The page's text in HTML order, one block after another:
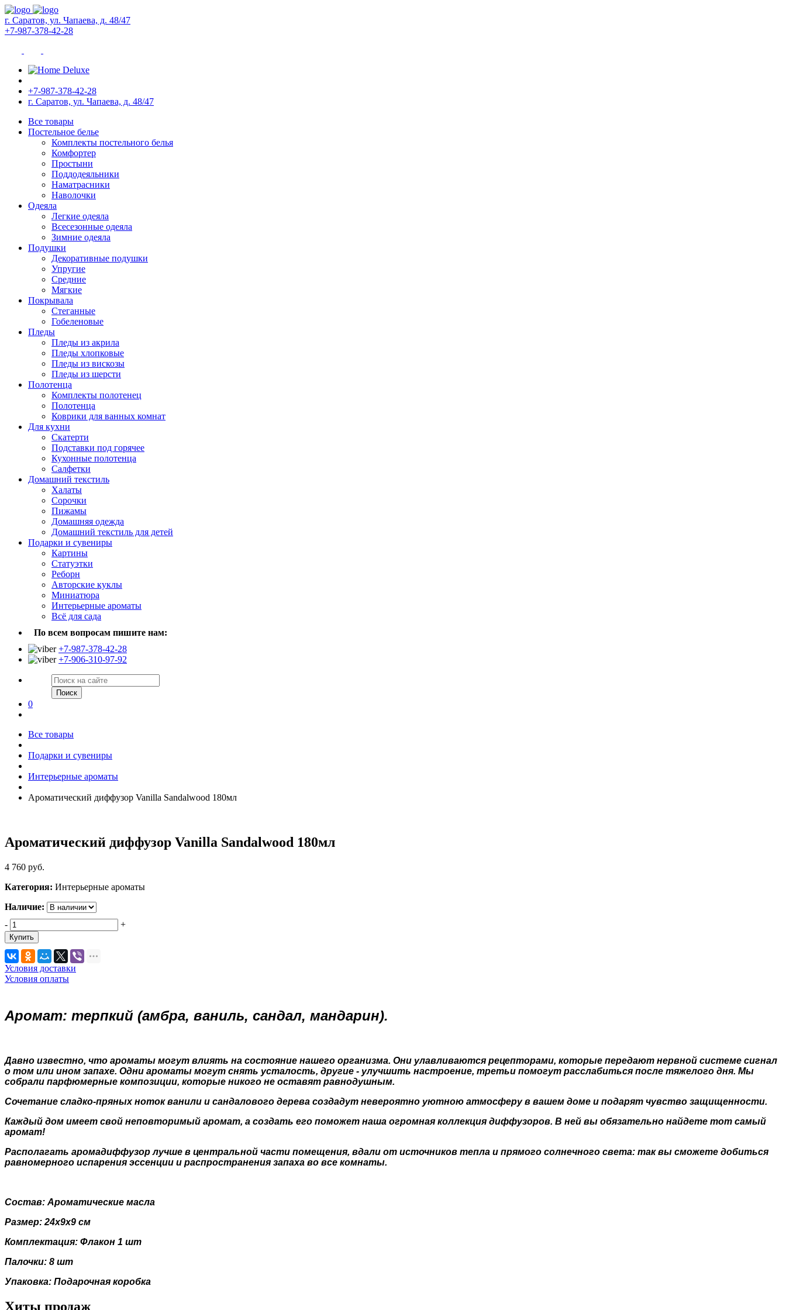
г. Саратов, ул. Чапаева, д. 48/47
+7-987-378-42-28
+7-987-378-42-28
г. Саратов, ул. Чапаева, д. 48/47
Все товары
Постельное белье
Комплекты постельного белья
Комфортер
Простыни
Поддодеяльники
Наматрасники
Наволочки
Одеяла
Легкие одеяла
Всесезонные одеяла
Зимние одеяла
Подушки
Декоративные подушки
Упругие
Средние
Мягкие
Покрывала
Стеганные
Гобеленовые
Пледы
Пледы из акрила
Пледы хлопковые
Пледы из вискозы
Пледы из шерсти
Полотенца
Комплекты полотенец
Полотенца
Коврики для ванных комнат
Для кухни
Скатерти
Подставки под горячее
Кухонные полотенца
Салфетки
Домашний текстиль
Халаты
Сорочки
Пижамы
Домашняя одежда
Домашний текстиль для детей
Подарки и сувениры
Картины
Статуэтки
Реборн
Авторские куклы
Миниатюра
Интерьерные ароматы
Всё для сада
По всем вопросам пишите нам:
+7-987-378-42-28
+7-906-310-97-92
Поиск
0
Все товары
Подарки и сувениры
Интерьерные ароматы
Ароматический диффузор Vanilla Sandalwood 180мл
Ароматический диффузор Vanilla Sandalwood 180мл
4 760 руб.
Категория: Интерьерные ароматы
Наличие:
-
+
Купить
Условия доставки
Условия оплаты
Аромат: терпкий (амбра, ваниль, сандал, мандарин).
Давно известно, что ароматы могут влиять на состояние нашего организма. Они улавливаются рецепторами, которые передают нервной системе сигнал
о том или ином запахе. Одни ароматы могут снять усталость, другие - улучшить настроение, третьи помогут расслабиться после тяжелого дня. Мы
собрали парфюмерные композиции, которые никого не оставят равнодушным.
Сочетание сладко-пряных ноток ванили и сандалового дерева создадут невероятно уютною атмосферу в вашем доме и подарят чувство защищенности.
Каждый дом имеет свой неповторимый аромат, а создать его поможет наша огромная коллекция диффузоров. В ней вы обязательно найдете тот самый
аромат!
Располагать аромадиффузор лучше в центральной части помещения, вдали от источников тепла и прямого солнечного света: так вы сможете добиться
равномерного испарения эссенции и распространения запаха во все комнаты.
Состав: Ароматические масла
Размер: 24х9х9 см
Комплектация: Флакон 1 шт
Палочки: 8 шт
Упаковка: Подарочная коробка
Хиты продаж